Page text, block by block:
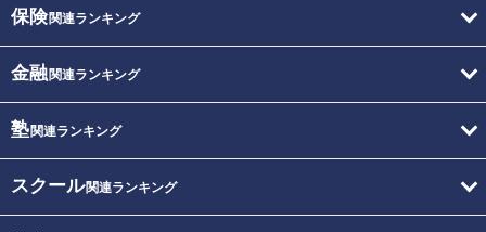
保険関連ランキング
金融関連ランキング
塾関連ランキング
スクール関連ランキング